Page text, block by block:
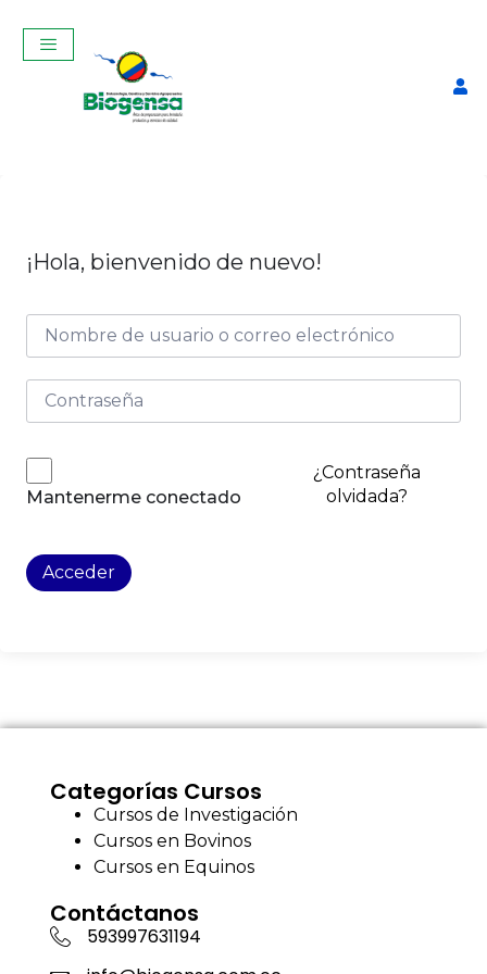
¡Hola, bienvenido de nuevo!
Mantenerme conectado
¿Contraseña
olvidada?
Acceder
Categorías Cursos
Cursos de Investigación
Cursos en Bovinos
Cursos en Equinos
Contáctanos
593997631194
CURSO DE
ADMINISTRACIÓN DE
(MDT)